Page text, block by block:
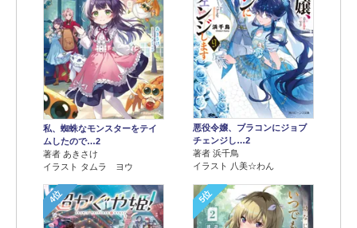
私、蜘蛛なモンスターをテイ
ムしたので…2
著者 あきさけ
イラスト タムラ ヨウ
悪役令嬢、ブラコンにジョブ
チェンジし…2
著者 浜千鳥
イラスト 八美☆わん
4位 5位